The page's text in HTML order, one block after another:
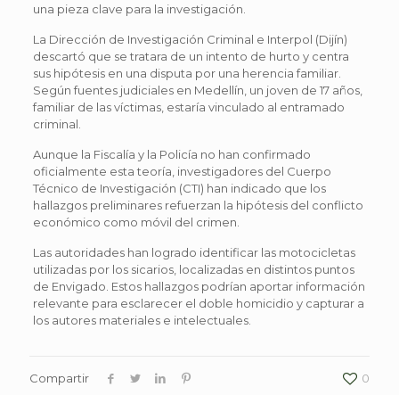
una pieza clave para la investigación.
La Dirección de Investigación Criminal e Interpol (Dijín)
descartó que se tratara de un intento de hurto y centra
sus hipótesis en una disputa por una herencia familiar.
Según fuentes judiciales en Medellín, un joven de 17 años,
familiar de las víctimas, estaría vinculado al entramado
criminal.
Aunque la Fiscalía y la Policía no han confirmado
oficialmente esta teoría, investigadores del Cuerpo
Técnico de Investigación (CTI) han indicado que los
hallazgos preliminares refuerzan la hipótesis del conflicto
económico como móvil del crimen.
Las autoridades han logrado identificar las motocicletas
utilizadas por los sicarios, localizadas en distintos puntos
de Envigado. Estos hallazgos podrían aportar información
relevante para esclarecer el doble homicidio y capturar a
los autores materiales e intelectuales.
Compartir 0